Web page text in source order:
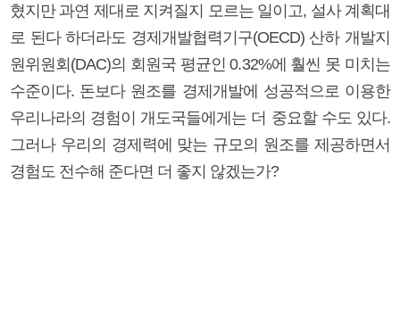
혔지만 과연 제대로 지켜질지 모르는 일이고, 설사 계획대
로 된다 하더라도 경제개발협력기구(OECD) 산하 개발지
원위원회(DAC)의 회원국 평균인 0.32%에 훨씬 못 미치는
수준이다. 돈보다 원조를 경제개발에 성공적으로 이용한
우리나라의 경험이 개도국들에게는 더 중요할 수도 있다.
그러나 우리의 경제력에 맞는 규모의 원조를 제공하면서
경험도 전수해 준다면 더 좋지 않겠는가?